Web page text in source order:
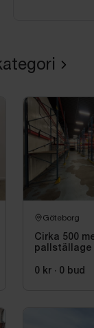
Göteborg
Cirka 500
pallställage
0 kr · 0 bud